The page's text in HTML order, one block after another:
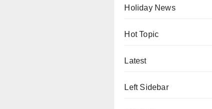
Holiday News
Hot Topic
Latest
Left Sidebar